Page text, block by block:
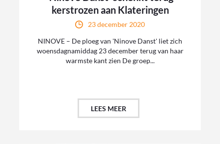
kerstrozen aan Klateringen
23 december 2020
NINOVE – De ploeg van 'Ninove Danst' liet zich
woensdagnamiddag 23 december terug van haar
warmste kant zien De groep...
LEES MEER